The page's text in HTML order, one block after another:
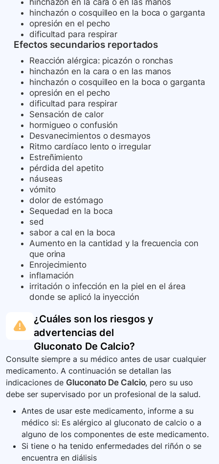
hinchazón en la cara o en las manos
hinchazón o cosquilleo en la boca o garganta
opresión en el pecho
dificultad para respirar
Efectos secundarios reportados
Reacción alérgica: picazón o ronchas
hinchazón en la cara o en las manos
hinchazón o cosquilleo en la boca o garganta
opresión en el pecho
dificultad para respirar
Sensación de calor
hormigueo o confusión
Desvanecimientos o desmayos
Ritmo cardíaco lento o irregular
Estreñimiento
pérdida del apetito
náuseas
vómito
dolor de estómago
Sequedad en la boca
sed
sabor a cal en la boca
Aumento en la cantidad y la frecuencia con
que orina
Enrojecimiento
inflamación
irritación o infección en la piel en el área
donde se aplicó la inyección
¿Cuáles son los riesgos y
advertencias del
Gluconato De Calcio?
Consulte siempre a su médico antes de usar cualquier
medicamento. A continuación se detallan las
indicaciones de Gluconato De Calcio, pero su uso
debe ser supervisado por un profesional de la salud.
Antes de usar este medicamento, informe a su
médico si: Es alérgico al gluconato de calcio o a
alguno de los componentes de este medicamento.
Si tiene o ha tenido enfermedades del riñón o se
encuentra en diálisis